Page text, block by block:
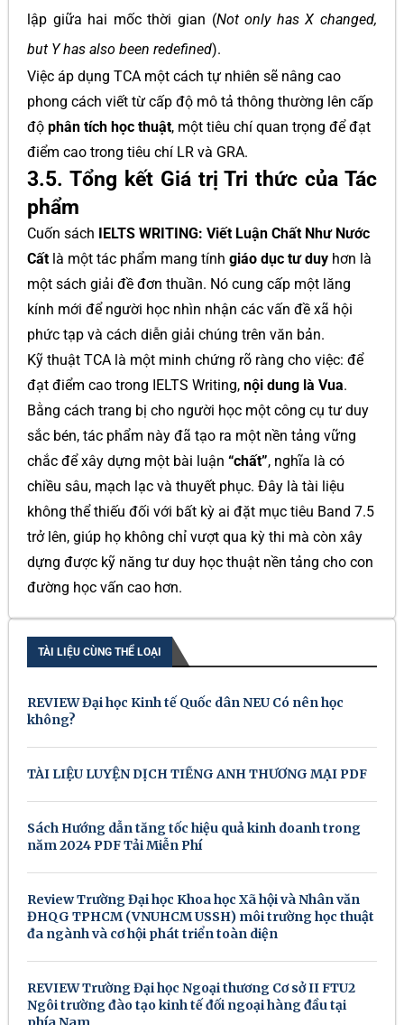
lập giữa hai mốc thời gian (Not only has X changed,
but Y has also been redefined).
Việc áp dụng TCA một cách tự nhiên sẽ nâng cao
phong cách viết từ cấp độ mô tả thông thường lên cấp
độ phân tích học thuật, một tiêu chí quan trọng để đạt
điểm cao trong tiêu chí LR và GRA.
3.5. Tổng kết Giá trị Tri thức của Tác
phẩm
Cuốn sách IELTS WRITING: Viết Luận Chất Như Nước
Cất là một tác phẩm mang tính giáo dục tư duy hơn là
một sách giải đề đơn thuần. Nó cung cấp một lăng
kính mới để người học nhìn nhận các vấn đề xã hội
phức tạp và cách diễn giải chúng trên văn bản.
Kỹ thuật TCA là một minh chứng rõ ràng cho việc: để
đạt điểm cao trong IELTS Writing, nội dung là Vua.
Bằng cách trang bị cho người học một công cụ tư duy
sắc bén, tác phẩm này đã tạo ra một nền tảng vững
chắc để xây dựng một bài luận “chất”, nghĩa là có
chiều sâu, mạch lạc và thuyết phục. Đây là tài liệu
không thể thiếu đối với bất kỳ ai đặt mục tiêu Band 7.5
trở lên, giúp họ không chỉ vượt qua kỳ thi mà còn xây
dựng được kỹ năng tư duy học thuật nền tảng cho con
đường học vấn cao hơn.
TÀI LIỆU CÙNG THỂ LOẠI
REVIEW Đại học Kinh tế Quốc dân NEU Có nên học
không?
TÀI LIỆU LUYỆN DỊCH TIẾNG ANH THƯƠNG MẠI PDF
Sách Hướng dẫn tăng tốc hiệu quả kinh doanh trong
năm 2024 PDF Tải Miễn Phí
Review Trường Đại học Khoa học Xã hội và Nhân văn
ĐHQG TPHCM (VNUHCM USSH) môi trường học thuật
đa ngành và cơ hội phát triển toàn diện
REVIEW Trường Đại học Ngoại thương Cơ sở II FTU2
Ngôi trường đào tạo kinh tế đối ngoại hàng đầu tại